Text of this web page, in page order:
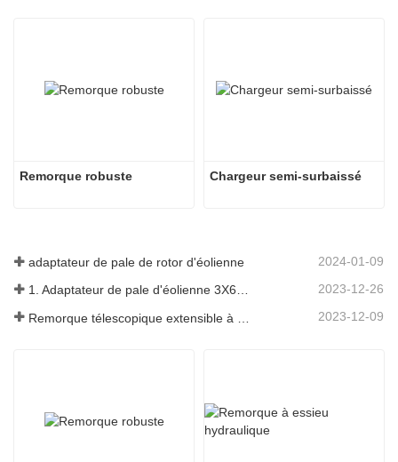
Remorque robuste Chargeur semi-surbaissé
adaptateur de pale de rotor d'éolienne 2024-01-09
1. Adaptateur de pale d'éolienne 3X6 avec remorque modulaire 2023-12-26
2023-12-09